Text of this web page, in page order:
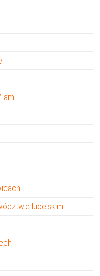
lubelskim